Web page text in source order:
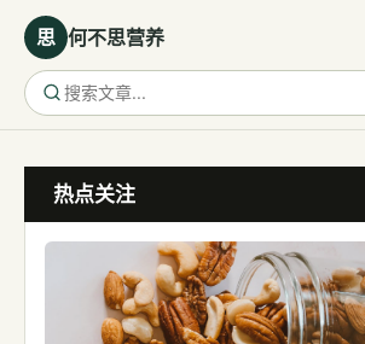
思 何不思营养
营养与饮食
保健食品
热点关注